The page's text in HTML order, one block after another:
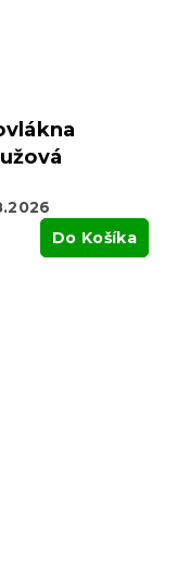
Do Košíka